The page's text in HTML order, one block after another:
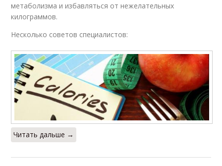
метаболизма и избавляться от нежелательных
килограммов.
Несколько советов специалистов:
Читать дальше →